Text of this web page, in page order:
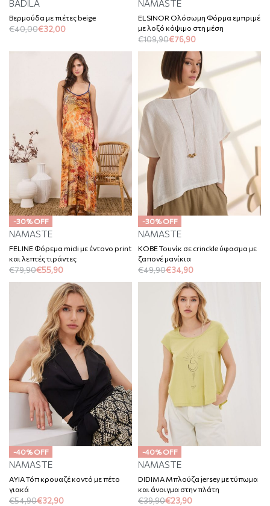
BADILA
Βερμούδα με πιέτες beige
€40,00€32,00
NAMASTE
ELSINOR Ολόσωμη Φόρμα εμπριμέ
με λοξό κόψιμο στη μέση
€109,90€76,90
-30% OFF
NAMASTE
FELINE Φόρεμα midi με έντονο print
και λεπτές τιράντες
€79,90€55,90
-30% OFF
NAMASTE
KOBE Τουνίκ σε crinckle ύφασμα με
ζαπονέ μανίκια
€49,90€34,90
-40% OFF
NAMASTE
AYIA Τόπ κρουαζέ κοντό με πέτο
γιακά
€54,90€32,90
-40% OFF
NAMASTE
DIDIMA Μπλούζα jersey με τύπωμα
και άνοιγμα στην πλάτη
€39,90€23,90